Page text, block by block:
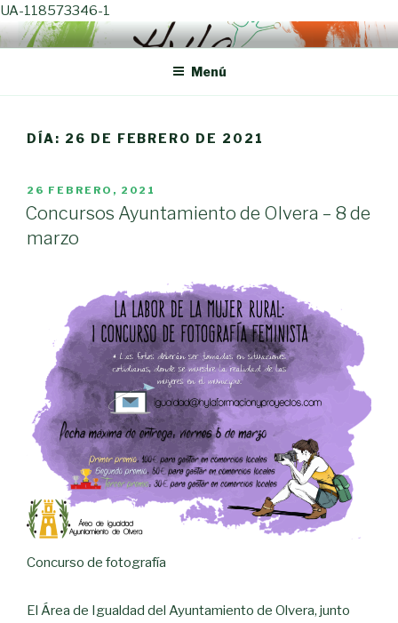
UA-118573346-1
Ir
al
HYLA. FORMACIÓN Y
PROYECTOS
Salta por el cambio
Menú
DÍA: 26 DE FEBRERO DE 2021
PUBLICADO
EN
26 FEBRERO, 2021
Concursos Ayuntamiento de Olvera – 8 de
marzo
Concurso de fotografía
El Área de Igualdad del Ayuntamiento de Olvera, junto